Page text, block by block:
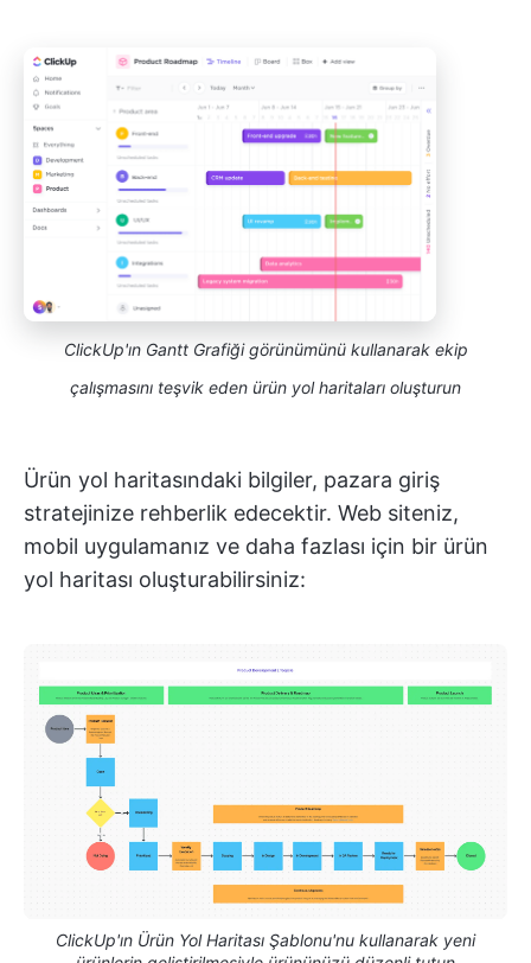
ClickUp'ın Gantt Grafiği görünümünü kullanarak ekip
çalışmasını teşvik eden ürün yol haritaları oluşturun
Ürün yol haritasındaki bilgiler, pazara giriş
stratejinize rehberlik edecektir. Web siteniz,
mobil uygulamanız ve daha fazlası için bir ürün
yol haritası oluşturabilirsiniz:
ClickUp'ın Ürün Yol Haritası Şablonu'nu kullanarak yeni